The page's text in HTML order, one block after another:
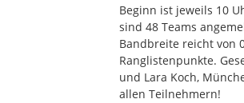
Beginn ist jeweils 10
sind 48 Teams
Bandbreite reicht von
Ranglistenpunkte.
und Lara Koch,
allen Teilnehmern!